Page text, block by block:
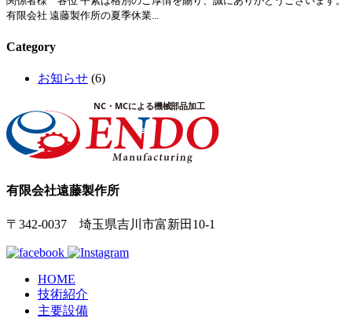
有限会社 遠藤製作所の夏季休業...
Category
お知らせ (6)
有限会社遠藤製作所
〒342-0037 埼玉県吉川市富新田10-1
HOME
技術紹介
主要設備